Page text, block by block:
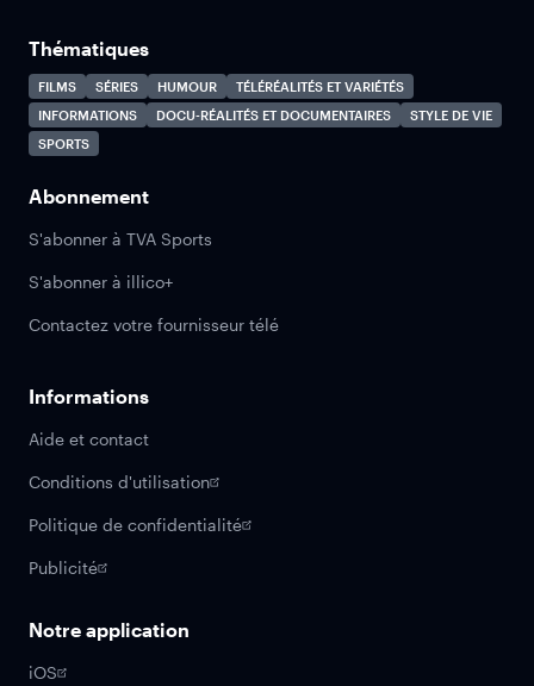
Thématiques
FILMS SÉRIES HUMOUR
TÉLÉRÉALITÉS ET VARIÉTÉS
INFORMATIONS
DOCU-RÉALITÉS ET DOCUMENTAIRES
STYLE DE VIE
SPORTS
Abonnement
S'abonner à TVA Sports
S'abonner à illico+
Contactez votre fournisseur télé
Informations
Aide et contact
Conditions d'utilisation
Politique de confidentialité
Publicité
Notre application
iOS